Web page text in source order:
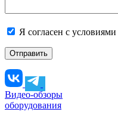
Я согласен с условиями
Видео-обзоры
оборудования